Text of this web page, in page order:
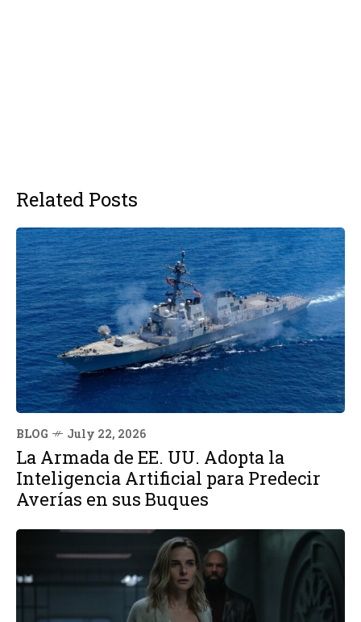
Related Posts
BLOG July 22, 2026
La Armada de EE. UU. Adopta la
Inteligencia Artificial para Predecir
Averías en sus Buques